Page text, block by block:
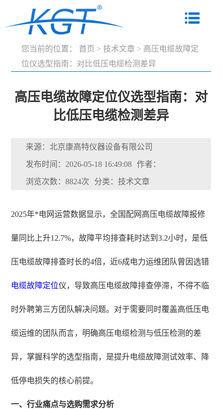
您当前的位置： 首页 > 技术文章 > 高压电缆故障定
位仪选型指南：对比低压电缆检测差异
高压电缆故障定位仪选型指南：对
比低压电缆检测差异
来源：北京康高特仪器设备有限公司
发布时间：2026-05-18 16:49:08 作者：
浏览次数：8824次 分类：技术文章
2025年*电网运营数据显示，全国配网高压电缆故障报修
量同比上升12.7%，故障平均排查耗时达到3.2小时，是低
压电缆故障排查时长的4倍，近6成电力运维团队曾因选错
电缆故障定位仪，导致高压电缆故障排查停滞，不得不临
时外聘第三方团队解决问题。对于需要同时覆盖高低压电
缆运维的团队而言，明确高压电缆检测与低压检测的差
异，掌握科学的选型指南，是提升电缆故障测试效率、降
低停电损失的核心前提。
一、行业痛点与选购需求分析